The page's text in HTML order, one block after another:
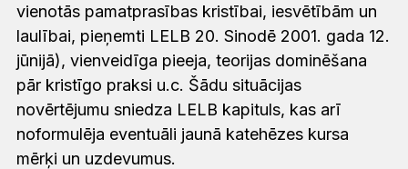
vienotās pamatprasības kristībai, iesvētībām un
laulībai, pieņemti LELB 20. Sinodē 2001. gada 12.
jūnijā), vienveidīga pieeja, teorijas dominēšana
pār kristīgo praksi u.c. Šādu situācijas
novērtējumu sniedza LELB kapituls, kas arī
noformulēja eventuāli jaunā katehēzes kursa
mērķi un uzdevumus.